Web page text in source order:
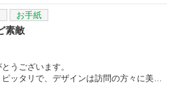
お手紙
素敵
うございます。
ッタリで、デザインは訪問の方々に美…